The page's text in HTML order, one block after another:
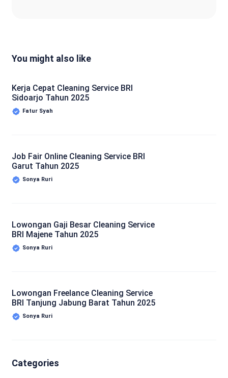
You might also like
Kerja Cepat Cleaning Service BRI
Sidoarjo Tahun 2025
Fatur Syah
Job Fair Online Cleaning Service BRI
Garut Tahun 2025
Sonya Ruri
Lowongan Gaji Besar Cleaning Service
BRI Majene Tahun 2025
Sonya Ruri
Lowongan Freelance Cleaning Service
BRI Tanjung Jabung Barat Tahun 2025
Sonya Ruri
Categories